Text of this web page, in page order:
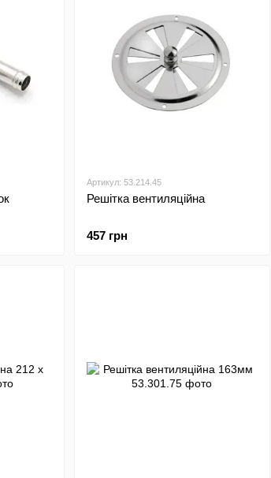
Артикул: 53.214.45
Решітка вентиляційна
457 грн